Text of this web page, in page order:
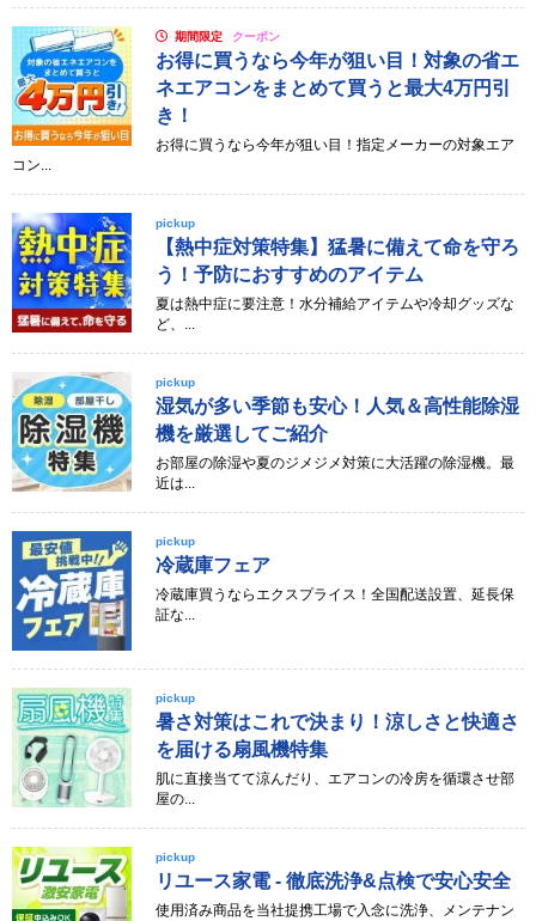
期間限定 クーポン
お得に買うなら今年が狙い目！対象の省エ
ネエアコンをまとめて買うと最大4万円引
き！
お得に買うなら今年が狙い目！指定メーカーの対象エア
コン...
pickup
【熱中症対策特集】猛暑に備えて命を守ろ
う！予防におすすめのアイテム
夏は熱中症に要注意！水分補給アイテムや冷却グッズな
ど、...
pickup
湿気が多い季節も安心！人気＆高性能除湿
機を厳選してご紹介
お部屋の除湿や夏のジメジメ対策に大活躍の除湿機。最
近は...
pickup
冷蔵庫フェア
冷蔵庫買うならエクスプライス！全国配送設置、延長保
証な...
pickup
暑さ対策はこれで決まり！涼しさと快適さ
を届ける扇風機特集
肌に直接当てて涼んだり、エアコンの冷房を循環させ部
屋の...
pickup
リユース家電 - 徹底洗浄&点検で安心安全
使用済み商品を当社提携工場で入念に洗浄、メンテナン